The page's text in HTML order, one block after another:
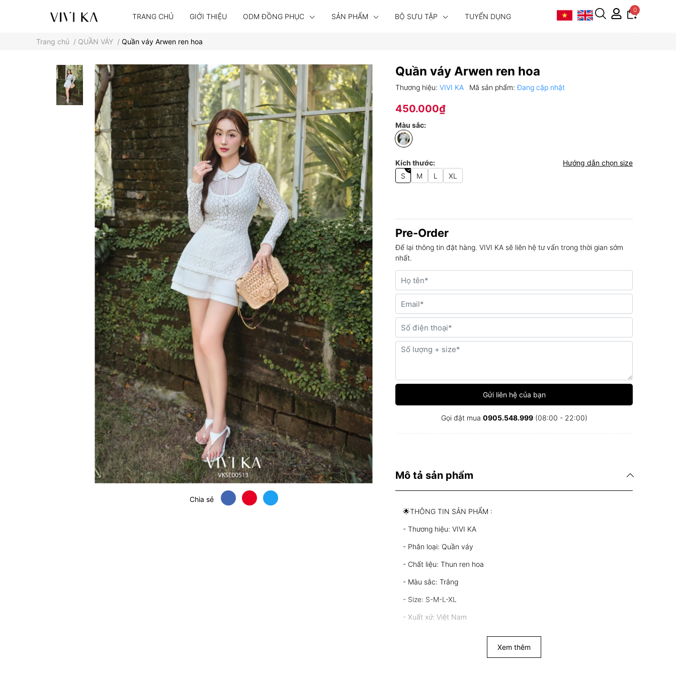
TRANG CHỦ GIỚI THIỆU ODM ĐỒNG PHỤC SẢN PHẨM BỘ SƯU TẬP TUYỂN DỤNG
0
Trang chủ / QUẦN VÁY / Quần váy Arwen ren hoa
Chia sẻ
Quần váy Arwen ren hoa
Thương hiệu: VIVI KA Mã sản phẩm:Đang cập nhật
450.000₫
Màu sắc:
Kích thước:
Hướng dẫn chọn size
S
M L XL
Pre-Order
Để lại thông tin đặt hàng. VIVI KA sẽ liên hệ tư vấn trong thời gian sớm
nhất.
Gửi liên hệ của bạn
Gọi đặt mua 0905.548.999(08:00 - 22:00)
Mô tả sản phẩm
🌟THÔNG TIN SẢN PHẨM :
- Thương hiệu: VIVI KA
- Phân loại: Quần váy
- Chất liệu: Thun ren hoa
- Màu sắc: Trắng
- Size: S-M-L-XL
- Xuất xứ: Việt Nam
Xem thêm